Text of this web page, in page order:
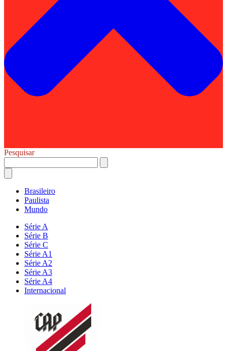
Pesquisar
Brasileiro
Paulista
Mundo
Série A
Série B
Série C
Série A1
Série A2
Série A3
Série A4
Internacional